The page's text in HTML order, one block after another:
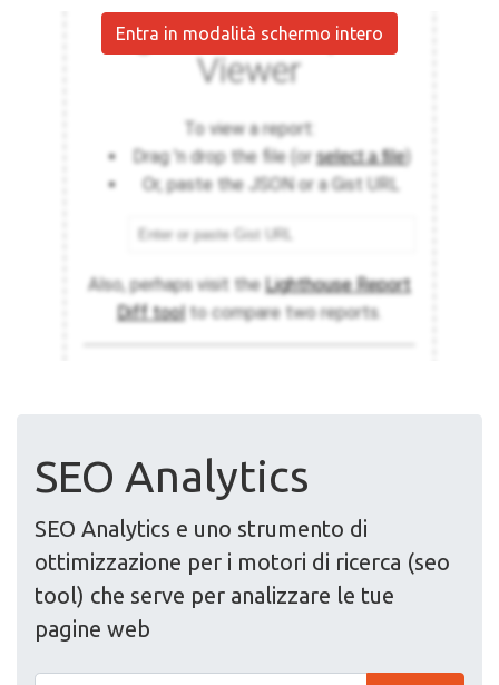
Entra in modalità schermo intero
SEO Analytics
SEO Analytics e uno strumento di
ottimizzazione per i motori di ricerca (seo
tool) che serve per analizzare le tue
pagine web